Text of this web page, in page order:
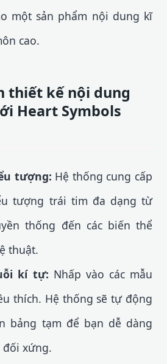
một sản phẩm nội dung kĩ
cao.
thiết kế nội dung
Heart Symbols
tượng: Hệ thống cung cấp
tượng trái tim đa dạng từ
thống đến các biến thể
thuật.
kí tự: Nhấp vào các mẫu
thích. Hệ thống sẽ tự động
bảng tạm để bạn dễ dàng
đối xứng.